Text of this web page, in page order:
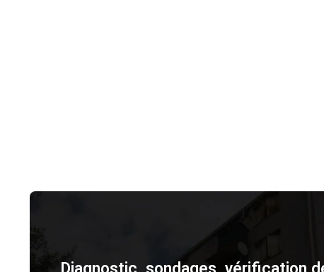
Diagnostic, sondages, vérification de